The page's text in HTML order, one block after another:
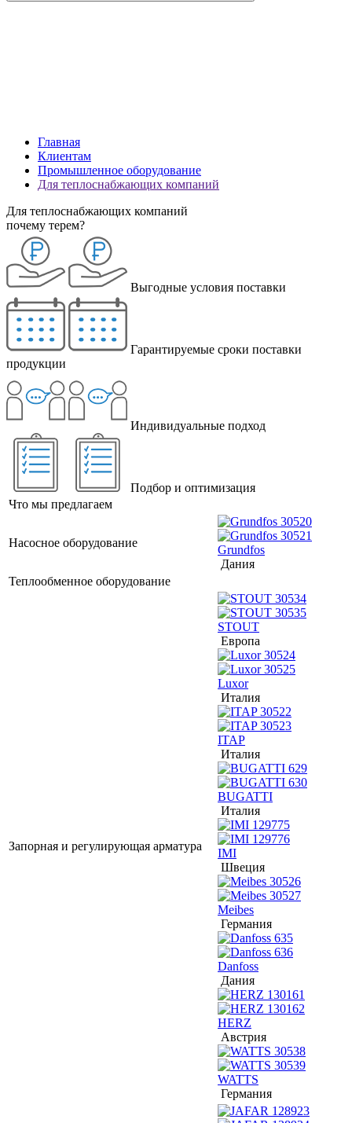
Главная
Клиентам
Промышленное оборудование
Для теплоснабжающих компаний
Для теплоснабжающих компаний
почему терем?
Выгодные условия поставки
Гарантируемые сроки поставки
продукции
Индивидуальные подход
Подбор и оптимизация
Что мы предлагаем
Насосное оборудование
Grundfos
Дания
Теплообменное оборудование
Запорная и регулирующая арматура
STOUT
Европа
Luxor
Италия
ITAP
Италия
BUGATTI
Италия
IMI
Швеция
Meibes
Германия
Danfoss
Дания
HERZ
Австрия
WATTS
Германия